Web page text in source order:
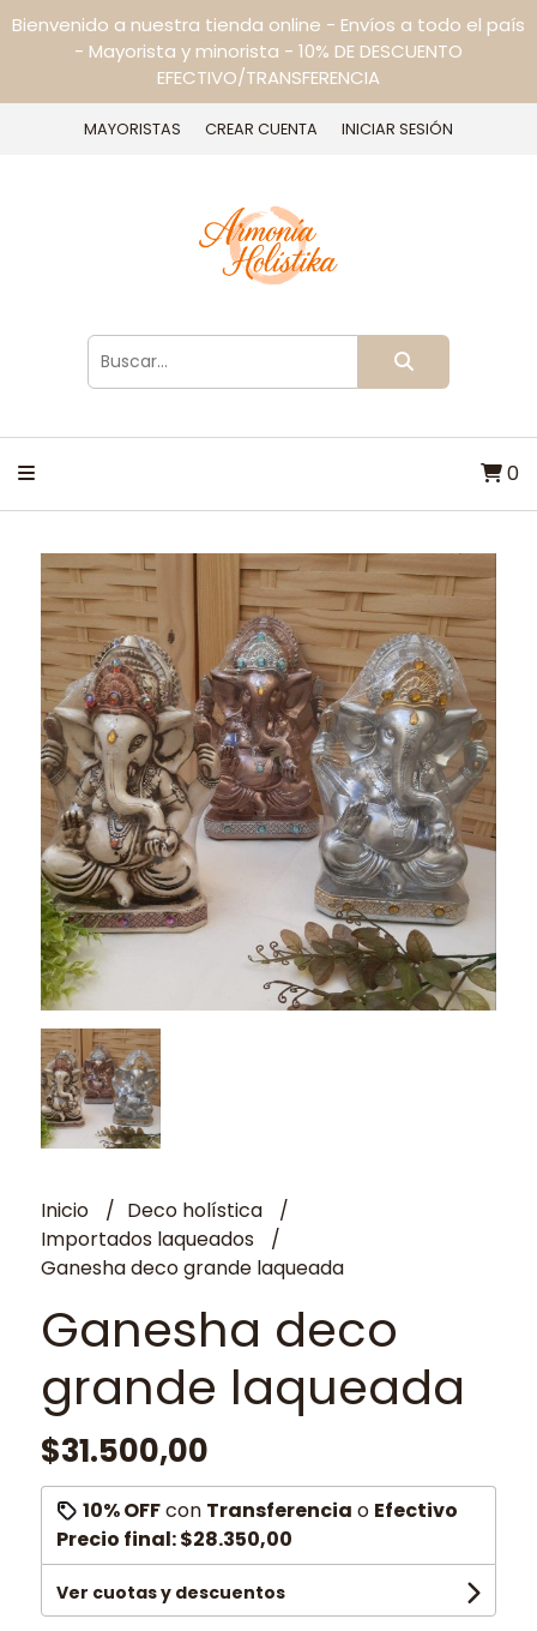
Bienvenido a nuestra tienda online - Envíos a todo el país
- Mayorista y minorista - 10% DE DESCUENTO
EFECTIVO/TRANSFERENCIA
MAYORISTAS CREAR CUENTA INICIAR SESIÓN
0
Inicio
Deco holística
Importados laqueados
Ganesha deco grande laqueada
Ganesha deco
grande laqueada
$31.500,00
10% OFFcon Transferencia o Efectivo
Precio final:$28.350,00
Ver cuotas y descuentos